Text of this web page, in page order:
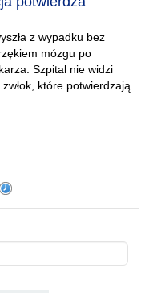
z wypadku bez
mózgu po
Szpital nie widzi
które potwierdzają